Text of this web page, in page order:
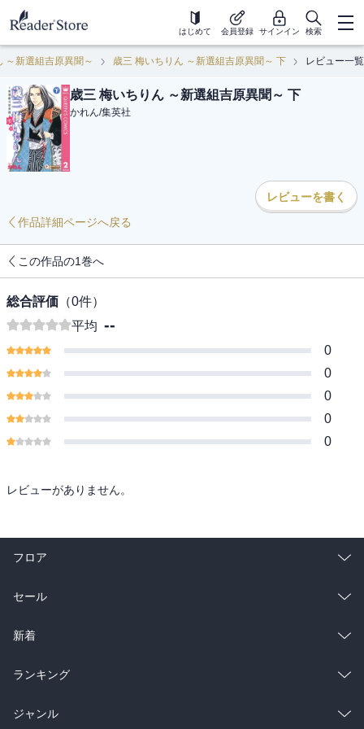
はじめて 会員登録 サインイン 検索
～新選組吉原異聞～ 歳三 梅いちりん ～新選組吉原異聞～ 下 レビュー一覧
歳三 梅いちりん ～新選組吉原異聞～ 下
かれん/集英社
レビューを書く
作品詳細ページへ戻る
この作品の1巻へ
総合評価 （0件）
平均 --
0
0
0
0
0
レビューがありません。
フロア
総合
ラノベ
雑誌・グラビア
BL・TL
セール
総合
ラノベ
雑誌・グラビア
新着
総合
ラノベ
ランキング
総合
ジャンル